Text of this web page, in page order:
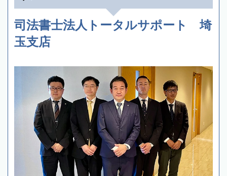
司法書士法人トータルサポート 埼
玉支店